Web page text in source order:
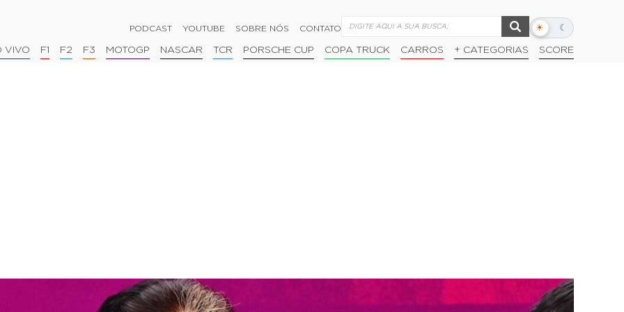
PODCAST YOUTUBE SOBRE NÓS CONTATO ☀ ☾
Alternar
escuro
VIVO F1 F2 F3 MOTOGP NASCAR TCR PORSCHE CUP COPA TRUCK CARROS + CATEGORIAS SCORE